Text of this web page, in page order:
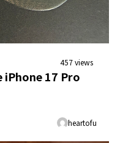
457 views
iPhone 17 Pro
heartofu